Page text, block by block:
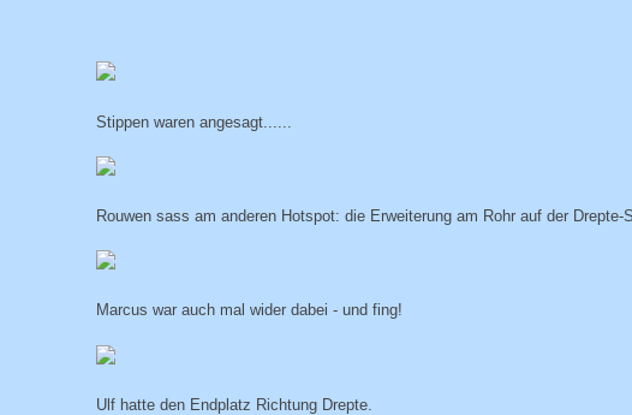
Stippen waren angesagt......
Rouwen sass am anderen Hotspot: die Erweiterung am Rohr auf der Drepte-
Marcus war auch mal wider dabei - und fing!
Ulf hatte den Endplatz Richtung Drepte.